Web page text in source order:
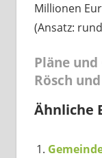
Millionen
(Ansatz:
Pläne
Rösch
Ähnliche